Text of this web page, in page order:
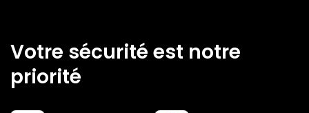
Votre sécurité est notre
priorité